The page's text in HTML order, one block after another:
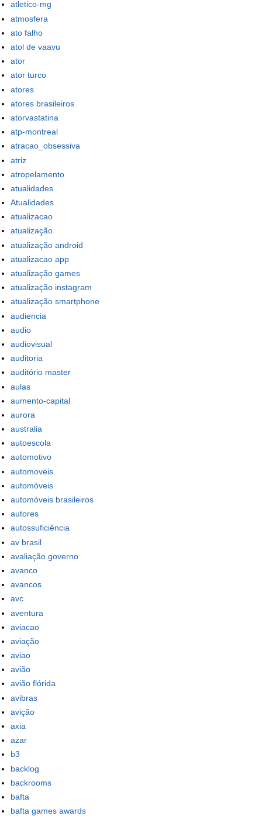
atletico-mg
atmosfera
ato falho
atol de vaavu
ator
ator turco
atores
atores brasileiros
atorvastatina
atp-montreal
atracao_obsessiva
atriz
atropelamento
atualidades
Atualidades
atualizacao
atualização
atualização android
atualizacao app
atualização games
atualização instagram
atualização smartphone
audiencia
audio
audiovisual
auditoria
auditório master
aulas
aumento-capital
aurora
australia
autoescola
automotivo
automoveis
automóveis
automóveis brasileiros
autores
autossuficiência
av brasil
avaliação governo
avanco
avancos
avc
aventura
aviacao
aviação
aviao
avião
avião flórida
avibras
avição
axia
azar
b3
backlog
backrooms
bafta
bafta games awards